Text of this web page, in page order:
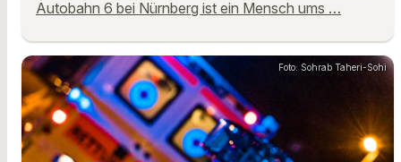
Autobahn 6 bei Nürnberg ist ein Mensch ums …
Foto: Sohrab Taheri-Sohi